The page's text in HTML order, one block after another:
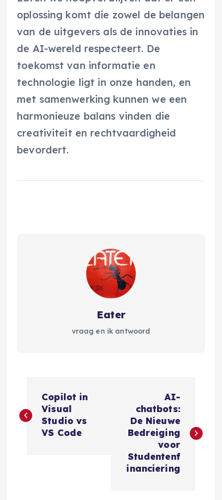
oplossing komt die zowel de belangen
van de uitgevers als de innovaties in
de AI-wereld respecteert. De
toekomst van informatie en
technologie ligt in onze handen, en
met samenwerking kunnen we een
harmonieuze balans vinden die
creativiteit en rechtvaardigheid
bevordert.
Eater
vraag en ik antwoord
e
Copilot in
Visual
Studio vs
VS Code
AI-
chatbots:
De Nieuwe
Bedreiging
voor
Studentenf
inanciering